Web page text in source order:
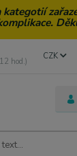
kategotií
CZK
hod.)